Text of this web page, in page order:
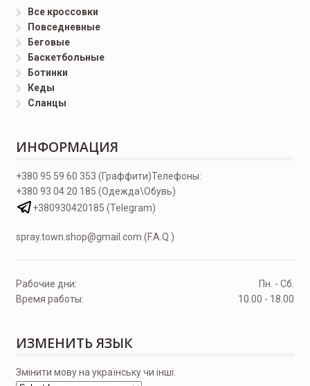
Все кроссовки
Повседневные
Беговые
Баскетбольные
Ботинки
Кеды
Сланцы
ИНФОРМАЦИЯ
Телефоны:
+380 95 59 60 353 (Граффити)
+380 93 04 20 185 (Одежда\Обувь)
+380930420185 (Telegram)
spray.town.shop@gmail.com (F.A.Q.)
Рабочие дни:
Пн. - Сб.
Время работы:
10.00 - 18.00
ИЗМЕНИТЬ ЯЗЫК
Змінити мову на українську чи інші: